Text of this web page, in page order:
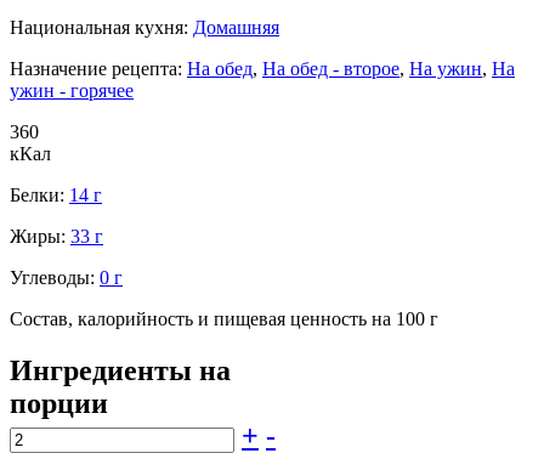
Национальная кухня: Домашняя
Назначение рецепта: На обед, На обед - второе, На ужин, На
ужин - горячее
360
кКал
Белки: 14 г
Жиры: 33 г
Углеводы: 0 г
Состав, калорийность и пищевая ценность на 100 г
Ингредиенты на
порции
+ -